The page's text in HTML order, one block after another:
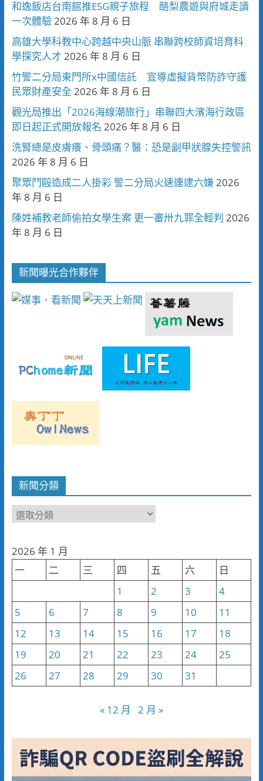
和逸飯店台南館推ESG親子旅程 酪梨農遊與府城走讀
一次體驗2026 年 8 月 6 日
高雄大學科教中心跨越中央山脈 串聯跨校師資培育科
學探究人才 2026 年 8 月 6 日
竹警二分局東門所x中國信託 宣導虛擬貨幣防詐守護
民眾財產安全 2026 年 8 月 6 日
觀光局推出「2026海線潮旅行」串聯四大濱海行政區
即日起正式開放報名 2026 年 8 月 6 日
洗腎總是皮膚癢、骨頭痛？醫：恐是副甲狀腺失控警訊
2026 年 8 月 6 日
聚眾鬥毆造成二人掛彩 警二分局火速連逮六嫌2026
年 8 月 6 日
陳姓補教老師偷拍女學生案 更一審卅九罪全輕判 2026
年 8 月 6 日
新聞曝光合作夥伴
新聞分類
新
類
2026 年 1 月
一
二 三 四 五 六
日
1
2 3
4
5
6 7 8 9 10
11
12
13 14 15 16 17
18
19
20 21 22 23 24
25
26
27 28 29 30 31
« 12 月 2 月 »